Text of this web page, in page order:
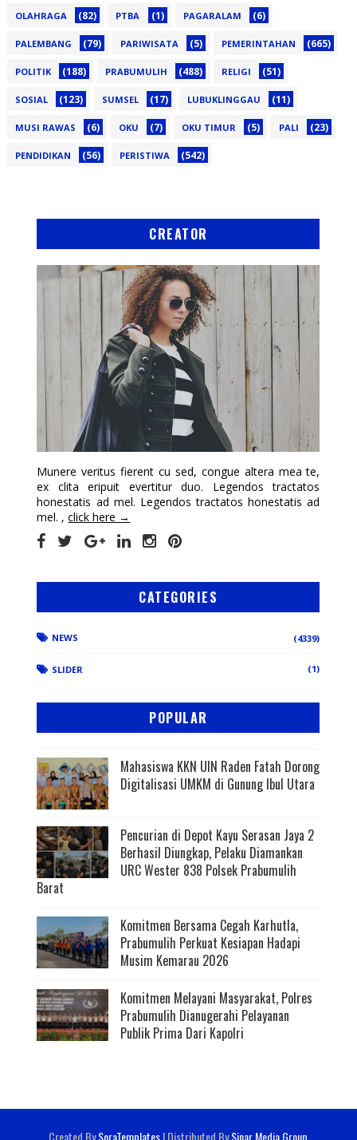
OLAHRAGA (82) PTBA (1) PAGARALAM (6)
PALEMBANG (79) PARIWISATA (5) PEMERINTAHAN (665)
POLITIK (188) PRABUMULIH (488) RELIGI (51)
SOSIAL (123) SUMSEL (17) LUBUKLINGGAU (11)
MUSI RAWAS (6) OKU (7) OKU TIMUR (5) PALI (23)
PENDIDIKAN (56) PERISTIWA (542)
CREATOR
Munere veritus fierent cu sed, congue altera mea te,
ex clita eripuit evertitur duo. Legendos tractatos
honestatis ad mel. Legendos tractatos honestatis ad
mel. ,click here →
CATEGORIES
NEWS (4339)
SLIDER (1)
POPULAR
Mahasiswa KKN UIN Raden Fatah Dorong
Digitalisasi UMKM di Gunung Ibul Utara
Pencurian di Depot Kayu Serasan Jaya 2
Berhasil Diungkap, Pelaku Diamankan
URC Wester 838 Polsek Prabumulih
Barat
Komitmen Bersama Cegah Karhutla,
Prabumulih Perkuat Kesiapan Hadapi
Musim Kemarau 2026
Komitmen Melayani Masyarakat, Polres
Prabumulih Dianugerahi Pelayanan
Publik Prima Dari Kapolri
Created BySoraTemplates| Distributed BySinar Media Group